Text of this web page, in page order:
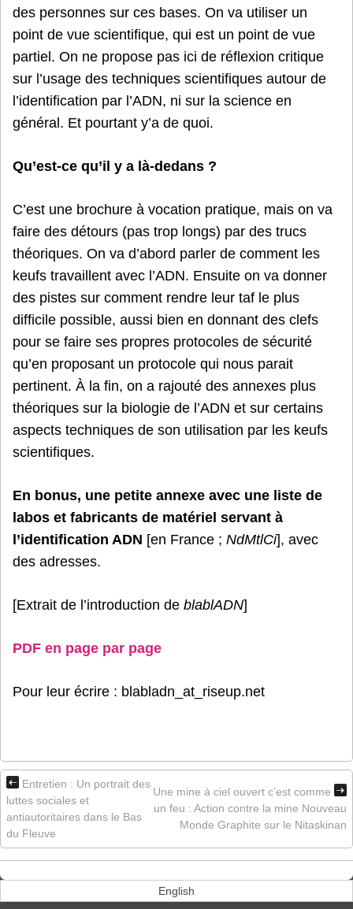
des personnes sur ces bases. On va utiliser un
point de vue scientifique, qui est un point de vue
partiel. On ne propose pas ici de réflexion critique
sur l’usage des techniques scientifiques autour de
l’identification par l’ADN, ni sur la science en
général. Et pourtant y’a de quoi.
Qu’est-ce qu’il y a là-dedans ?
C’est une brochure à vocation pratique, mais on va
faire des détours (pas trop longs) par des trucs
théoriques. On va d’abord parler de comment les
keufs travaillent avec l’ADN. Ensuite on va donner
des pistes sur comment rendre leur taf le plus
difficile possible, aussi bien en donnant des clefs
pour se faire ses propres protocoles de sécurité
qu’en proposant un protocole qui nous parait
pertinent. À la fin, on a rajouté des annexes plus
théoriques sur la biologie de l’ADN et sur certains
aspects techniques de son utilisation par les keufs
scientifiques.
En bonus, une petite annexe avec une liste de
labos et fabricants de matériel servant à
l’identification ADN [en France ; NdMtlCi], avec
des adresses.
[Extrait de l’introduction de blablADN]
PDF en page par page
Pour leur écrire : blabladn_at_riseup.net
Entretien : Un portrait des
luttes sociales et
antiautoritaires dans le Bas
du Fleuve
Une mine à ciel ouvert c’est comme
un feu : Action contre la mine Nouveau
Monde Graphite sur le Nitaskinan
English